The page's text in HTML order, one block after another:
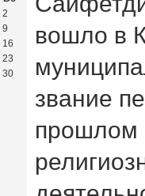
2
9
16
23
30
вошло в
звание
прошлом